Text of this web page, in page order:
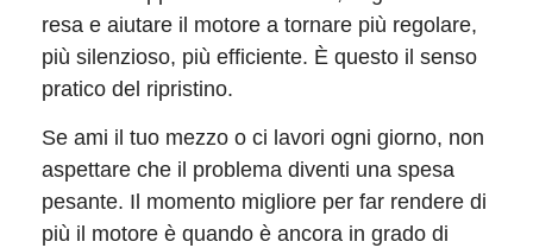
resa e aiutare il motore a tornare più regolare,
più silenzioso, più efficiente. È questo il senso
pratico del ripristino.
Se ami il tuo mezzo o ci lavori ogni giorno, non
aspettare che il problema diventi una spesa
pesante. Il momento migliore per far rendere di
più il motore è quando è ancora in grado di